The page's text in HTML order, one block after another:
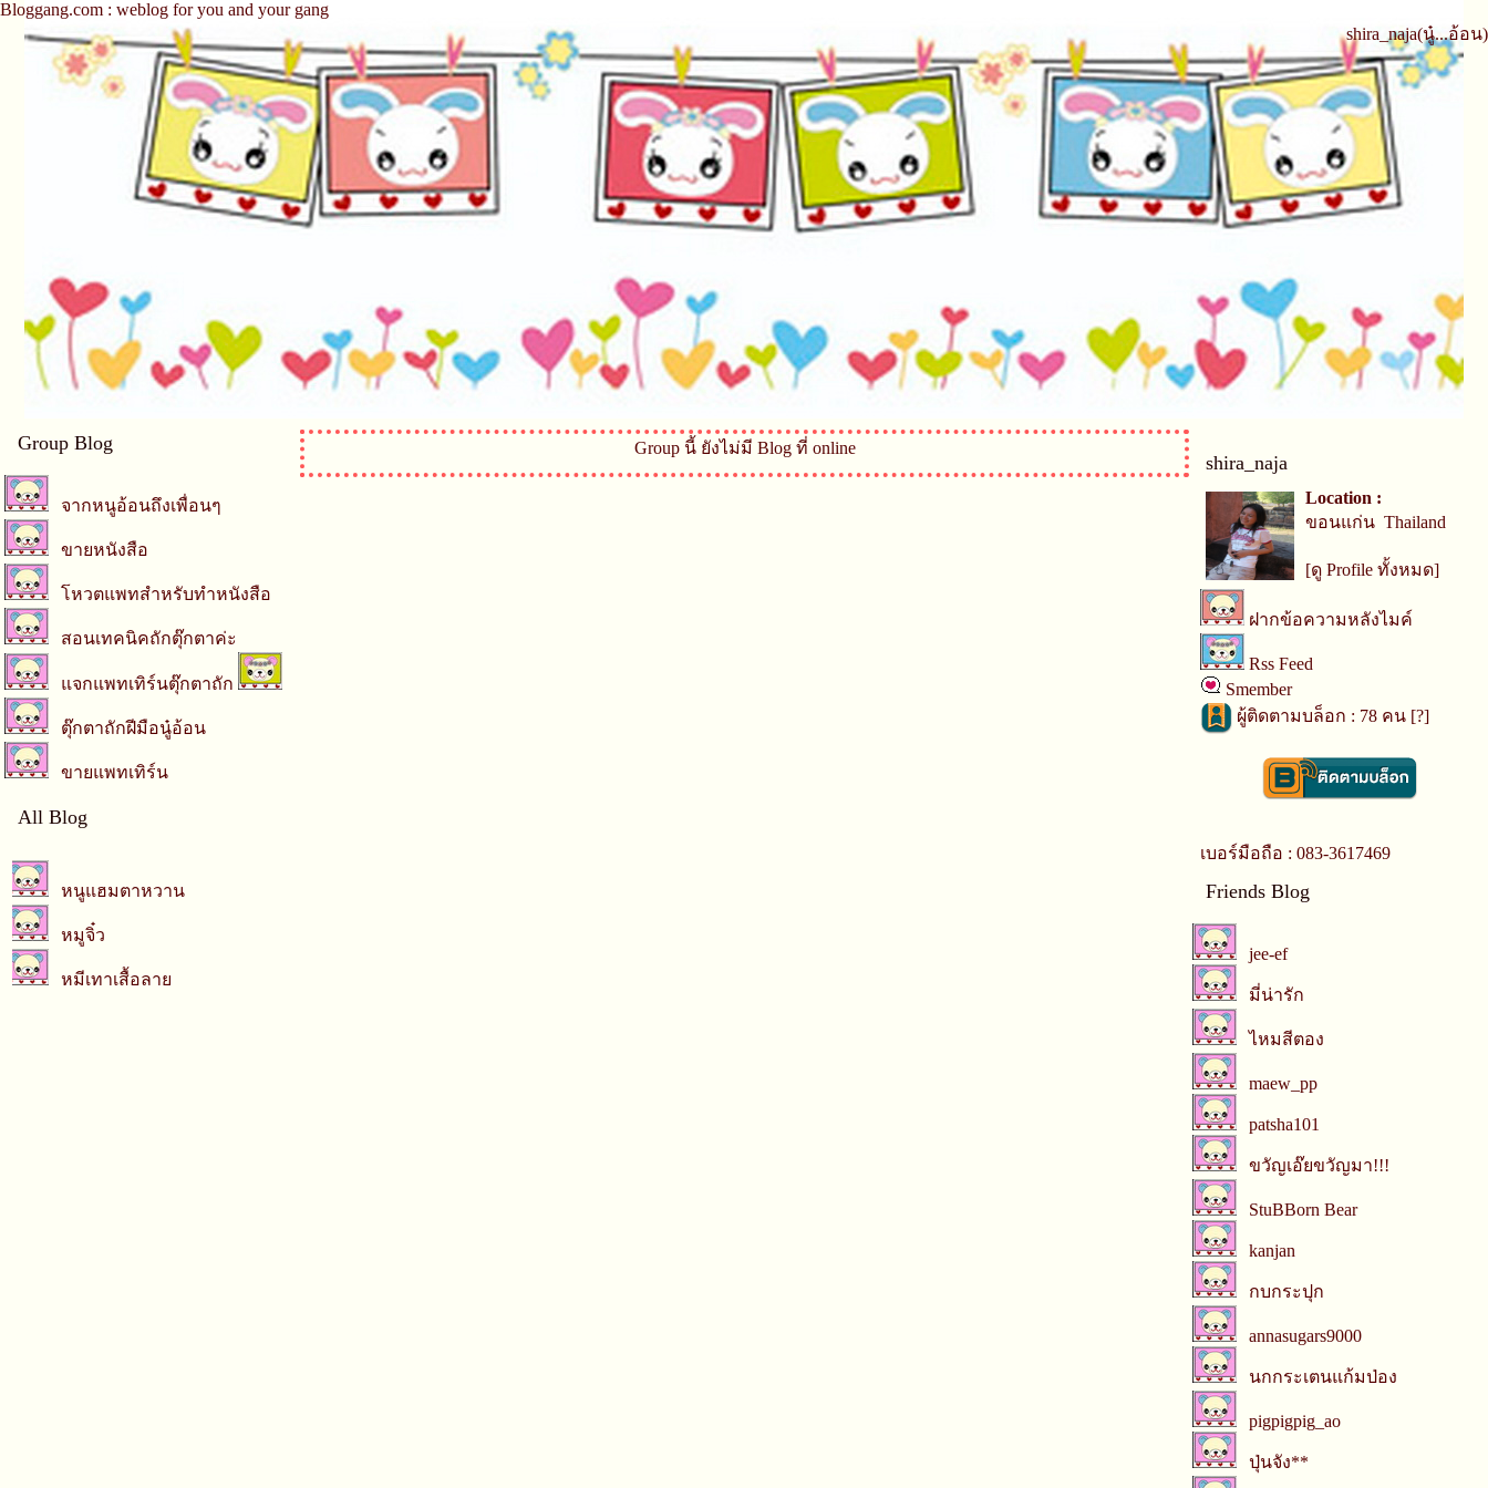
Bloggang.com : weblog for you and your gang
shira_naja(นู๋...อ้อน)
Group Blog
จากหนูอ้อนถึงเพื่อนๆ
ขายหนังสือ
โหวตแพทสำหรับทำหนังสือ
สอนเทคนิคถักตุ๊กตาค่ะ
แจกแพทเทิร์นตุ๊กตาถัก
ตุ๊กตาถักฝีมือนู๋อ้อน
ขายแพทเทิร์น
All Blog
หนูแฮมตาหวาน
หมูจิ๋ว
หมีเทาเสื้อลาย
Group นี้ ยังไม่มี Blog ที่ online
shira_naja
Location :
ขอนแก่น Thailand
[ดู Profile ทั้งหมด]
ฝากข้อความหลังไมค์
Rss Feed
Smember
ผู้ติดตามบล็อก : 78 คน [?]
เบอร์มือถือ : 083-3617469
Friends Blog
jee-ef
มี่น่ารัก
ไหมสีตอง
maew_pp
patsha101
ขวัญเอ๊ยขวัญมา!!!
StuBBorn Bear
kanjan
กบกระปุก
annasugars9000
นกกระเตนแก้มป่อง
pigpigpig_ao
ปุ่นจัง**